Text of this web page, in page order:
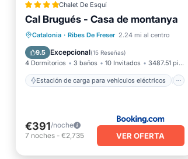
Chalet De Esquí
Cal Brugués - Casa de montanya
Catalonia · Ribes De Freser 2.24 mi al centro
9.5 Excepcional(15 Reseñas)
4 Dormitorios 3 baños 10 Invitados 3487.51 pies²
Estación de carga para vehículos eléctricos
Estación de carga para vehículos eléctricos
Aparcamiento
Balcón/Terraza
Vistas
€391/noche
7 noches - €2,735 VER OFERTA